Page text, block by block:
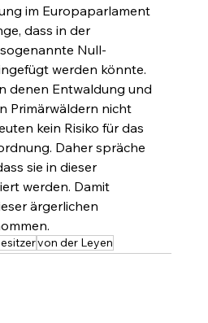
im Europaparlament
dass in der
Null-
werden könnte.
denen Entwaldung und
Primärwäldern nicht
kein Risiko für das
Daher spräche
sie in dieser
werden. Damit
ärgerlichen
von der Leyen